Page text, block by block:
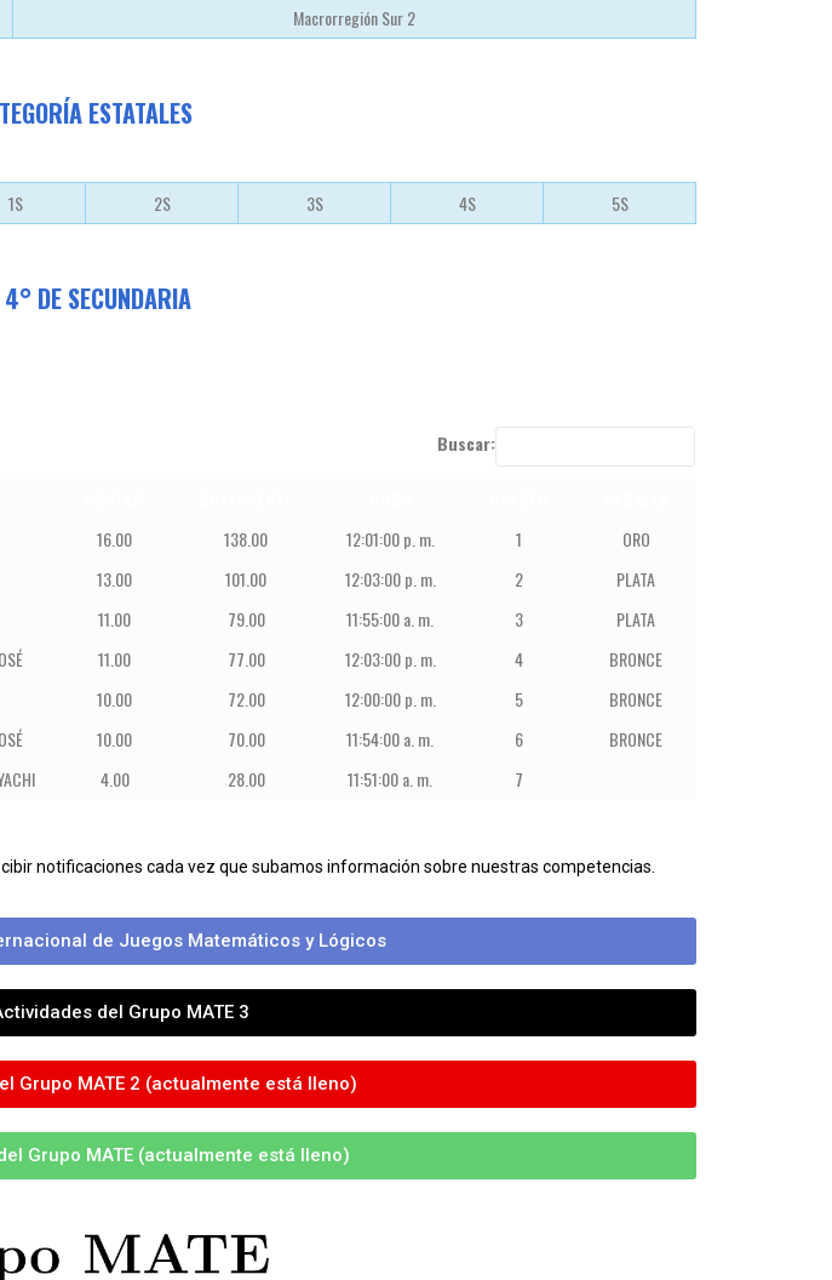
Macrorregión Sur 2
ESTATALES
1S 2S 3S 4S 5S
4° DE SECUNDARIA
Buscar:
16.00 138.00 12:01:00 p. m. 1
ORO
13.00 101.00 12:03:00 p. m. 2
PLATA
11.00 79.00 11:55:00 a. m. 3
PLATA
11.00 77.00 12:03:00 p. m. 4
BRONCE
10.00 72.00 12:00:00 p. m. 5
BRONCE
10.00 70.00 11:54:00 a. m. 6
BRONCE
4.00 28.00 11:51:00 a. m. 7
notificaciones cada vez que subamos información sobre nuestras competencias.
de Juegos Matemáticos y Lógicos
del Grupo MATE 3
Grupo MATE 2 (actualmente está lleno)
Grupo MATE (actualmente está lleno)